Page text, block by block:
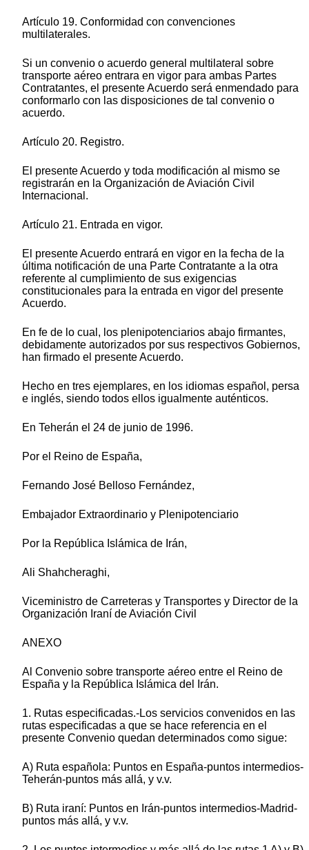
Artículo 19. Conformidad con convenciones
multilaterales.
Si un convenio o acuerdo general multilateral sobre
transporte aéreo entrara en vigor para ambas Partes
Contratantes, el presente Acuerdo será enmendado para
conformarlo con las disposiciones de tal convenio o
acuerdo.
Artículo 20. Registro.
El presente Acuerdo y toda modificación al mismo se
registrarán en la Organización de Aviación Civil
Internacional.
Artículo 21. Entrada en vigor.
El presente Acuerdo entrará en vigor en la fecha de la
última notificación de una Parte Contratante a la otra
referente al cumplimiento de sus exigencias
constitucionales para la entrada en vigor del presente
Acuerdo.
En fe de lo cual, los plenipotenciarios abajo firmantes,
debidamente autorizados por sus respectivos Gobiernos,
han firmado el presente Acuerdo.
Hecho en tres ejemplares, en los idiomas español, persa
e inglés, siendo todos ellos igualmente auténticos.
En Teherán el 24 de junio de 1996.
Por el Reino de España,
Fernando José Belloso Fernández,
Embajador Extraordinario y Plenipotenciario
Por la República Islámica de Irán,
Ali Shahcheraghi,
Viceministro de Carreteras y Transportes y Director de la
Organización Iraní de Aviación Civil
ANEXO
Al Convenio sobre transporte aéreo entre el Reino de
España y la República Islámica del Irán.
1. Rutas especificadas.-Los servicios convenidos en las
rutas especificadas a que se hace referencia en el
presente Convenio quedan determinados como sigue:
A) Ruta española: Puntos en España-puntos intermedios-
Teherán-puntos más allá, y v.v.
B) Ruta iraní: Puntos en Irán-puntos intermedios-Madrid-
puntos más allá, y v.v.